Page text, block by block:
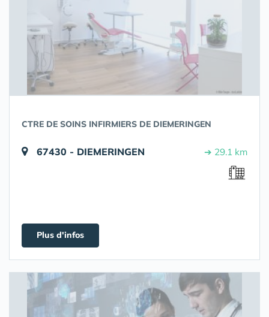
CTRE DE SOINS INFIRMIERS DE DIEMERINGEN
67430 - DIEMERINGEN ➔ 29.1 km
Plus d'infos